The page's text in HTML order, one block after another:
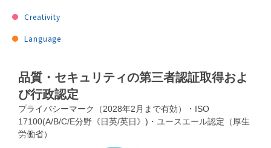
Creativity
Language
品質・セキュリティの第三者認証取得およ
び行政認定
プライバシーマーク（2028年2月まで有効）・ISO
17100(A/B/C/E分野《日英/英日》)・ユースエール認定（厚生
労働省）